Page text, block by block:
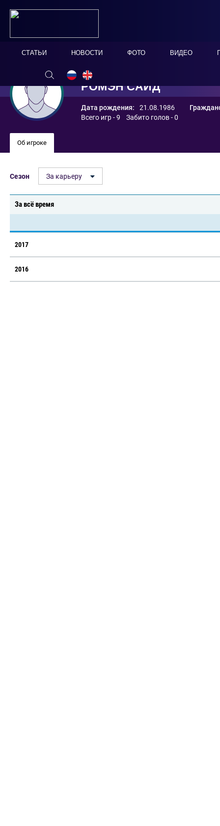
СТАТЬИ НОВОСТИ ФОТО ВИДЕО
РОМЭН САИД
Дата рождения: 21.08.1986
Всего игр - 9 Забито голов - 0
Об игроке
Сезон За карьеру
За всё время
2017
2016